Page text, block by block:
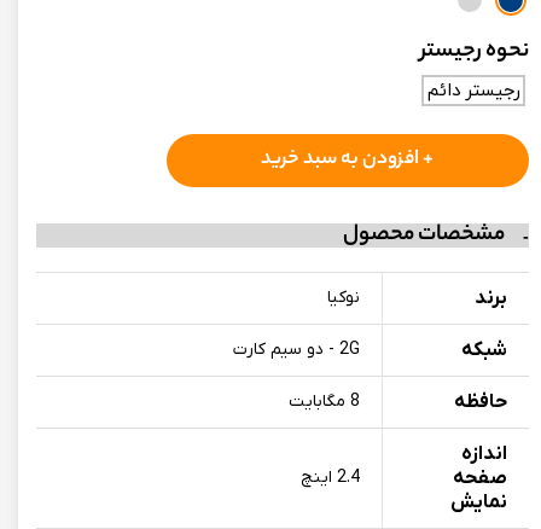
نحوه رجیستر
رجیستر دائم
+ افزودن به سبد خرید
مشخصات محصول
برند نوکیا
شبکه 2G - دو سیم کارت
حافظه 8 مگابایت
اندازه
صفحه
نمایش
2.4 اینچ